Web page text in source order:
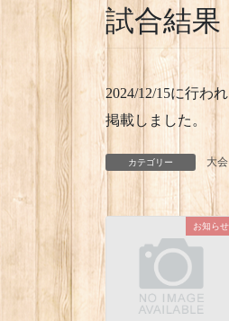
試合結果
2024/12/15に行わ
掲載しました。
カテゴリー 大会
お知らせ